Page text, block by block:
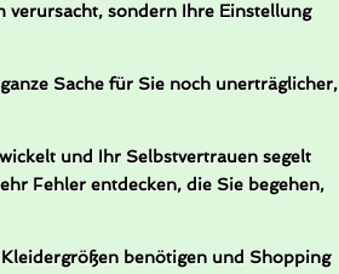
verursacht, sondern Ihre Einstellung
Sache für Sie noch unerträglicher,
und Ihr Selbstvertrauen segelt
Fehler entdecken, die Sie begehen,
benötigen und Shopping